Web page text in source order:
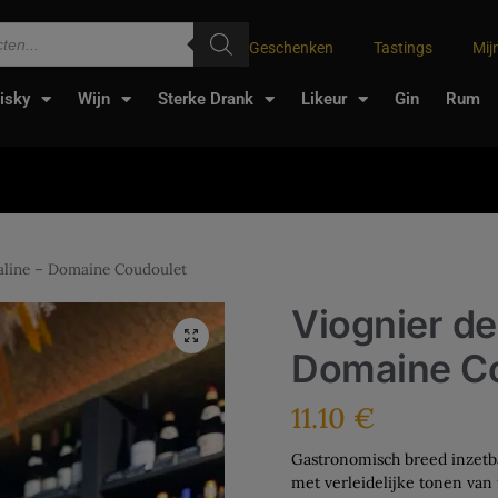
Geschenken Tastings
Wijn Sterke Drank Likeur Gin Rum
– Domaine Coudoulet
Viognier
Domaine
11.10 €
Gastronomisch breed
met verleidelijke tonen van